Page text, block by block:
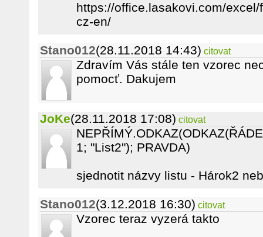
https://office.lasakovi.com/
cz-en/
Stano012(28.11.2018 14:43) citovat
Zdravím Vás stále ten vzorec
pomocť. Dakujem
JoKe(28.11.2018 17:08) citovat
1; "List2"); PRAVDA)
sjednotit názvy listu - Hárok2
Stano012(3.12.2018 16:30) citovat
Vzorec teraz vyzerá takto